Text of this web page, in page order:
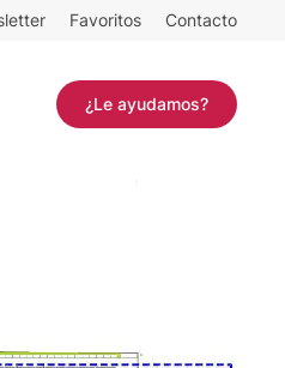
Favoritos Contacto
¿Le ayudamos?